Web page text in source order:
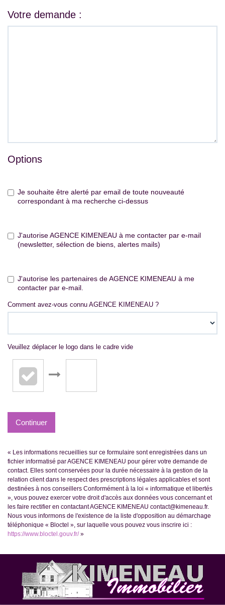
Votre demande :
Options
Je souhaite être alerté par email de toute nouveauté
correspondant à ma recherche ci-dessus
J'autorise AGENCE KIMENEAU à me contacter par e-mail
(newsletter, sélection de biens, alertes mails)
J'autorise les partenaires de AGENCE KIMENEAU à me
contacter par e-mail.
Comment avez-vous connu AGENCE KIMENEAU ?
Veuillez déplacer le logo dans le cadre vide
Continuer
« Les informations recueillies sur ce formulaire sont enregistrées dans un
fichier informatisé par AGENCE KIMENEAU pour gérer votre demande de
contact. Elles sont conservées pour la durée nécessaire à la gestion de la
relation client dans le respect des prescriptions légales applicables et sont
destinées à nos conseillers Conformément à la loi « informatique et libertés
», vous pouvez exercer votre droit d'accès aux données vous concernant et
les faire rectifier en contactant AGENCE KIMENEAU contact@kimeneau.fr.
Nous vous informons de l'existence de la liste d'opposition au démarchage
téléphonique « Bloctel », sur laquelle vous pouvez vous inscrire ici :
https://www.bloctel.gouv.fr/»